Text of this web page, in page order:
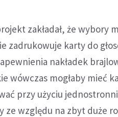
zakładał, że wybory
zadrukowuje karty do
nakładek
wówczas mogłaby mieć
przy użyciu
ze względu na zbyt duże